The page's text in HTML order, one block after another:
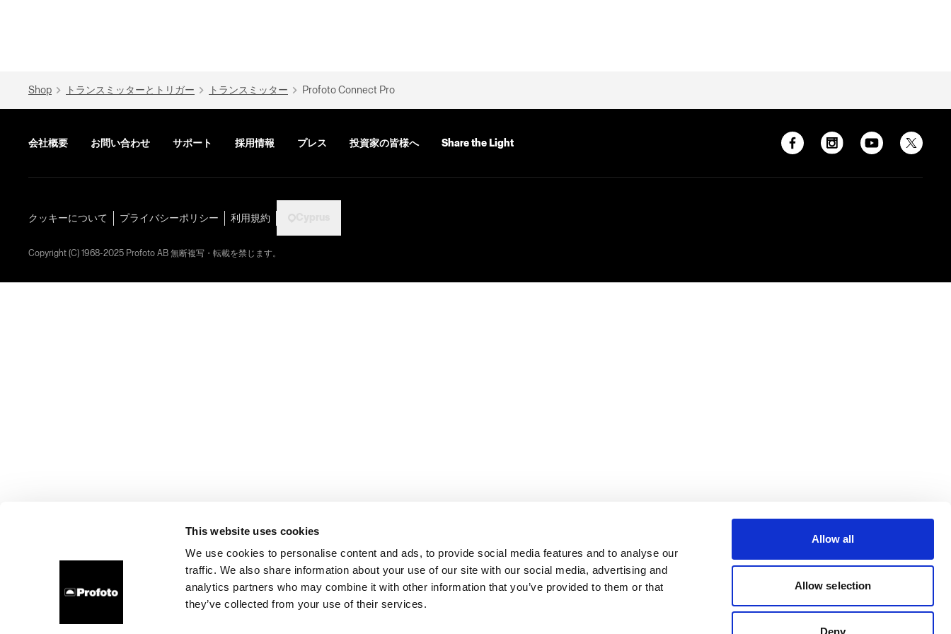
This website uses cookies
We use cookies to personalise content and ads, to provide social media features and to analyse our
traffic. We also share information about your use of our site with our social media, advertising and
analytics partners who may combine it with other information that you’ve provided to them or that
they’ve collected from your use of their services.
Allow all
Allow selection
Deny
Shop トランスミッターとトリガー トランスミッター Profoto Connect Pro
会社概要 お問い合わせ サポート 採用情報 プレス 投資家の皆様へ Share the Light
クッキーについて プライバシーポリシー 利用規約
Copyright (C) 1968-2025 Profoto AB 無断複写・転載を禁じます。